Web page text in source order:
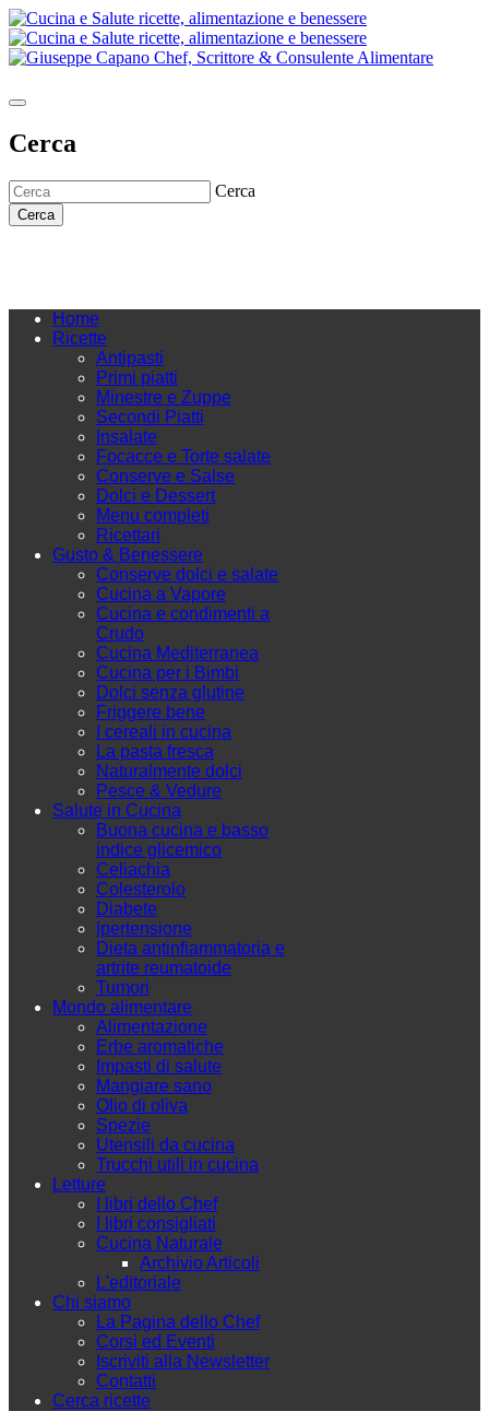
Cerca
Cerca
Cerca
Home
Ricette
Antipasti
Primi piatti
Minestre e Zuppe
Secondi Piatti
Insalate
Focacce e Torte salate
Conserve e Salse
Dolci e Dessert
Menu completi
Ricettari
Gusto & Benessere
Conserve dolci e salate
Cucina a Vapore
Cucina e condimenti a
Crudo
Cucina Mediterranea
Cucina per i Bimbi
Dolci senza glutine
Friggere bene
I cereali in cucina
La pasta fresca
Naturalmente dolci
Pesce & Vedure
Salute in Cucina
Buona cucina e basso
indice glicemico
Celiachia
Colesterolo
Diabete
Ipertensione
Dieta antinfiammatoria e
artrite reumatoide
Tumori
Mondo alimentare
Alimentazione
Erbe aromatiche
Impasti di salute
Mangiare sano
Olio di oliva
Spezie
Utensili da cucina
Trucchi utili in cucina
Letture
I libri dello Chef
I libri consigliati
Cucina Naturale
Archivio Articoli
L'editoriale
Chi siamo
La Pagina dello Chef
Corsi ed Eventi
Iscriviti alla Newsletter
Contatti
Cerca ricette